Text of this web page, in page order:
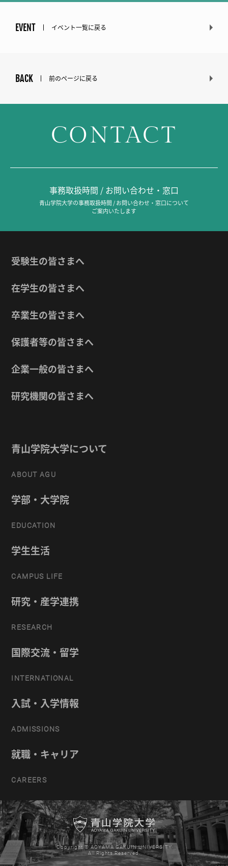
EVENT イベント一覧に戻る
BACK 前のページに戻る
CONTACT
事務取扱時間 / お問い合わせ・窓口
青山学院大学の事務取扱時間 / お問い合わせ・窓口について
ご案内いたします
受験生の皆さまへ
在学生の皆さまへ
卒業生の皆さまへ
保護者等の皆さまへ
企業一般の皆さまへ
研究機関の皆さまへ
青山学院大学について
ABOUT AGU
学部・大学院
EDUCATION
学生生活
CAMPUS LIFE
研究・産学連携
RESEARCH
国際交流・留学
INTERNATIONAL
入試・入学情報
ADMISSIONS
就職・キャリア
CAREERS
Copyright © AOYAMA GAKUIN UNIVERSITY
All Rights Reserved.